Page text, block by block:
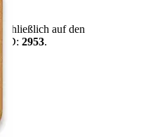
auf den
ID: 2953.